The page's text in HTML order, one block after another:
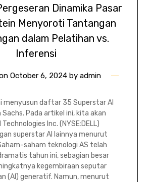
Dinamika Pasar
Menyoroti Tantangan
dalam Pelatihan vs.
Inferensi
October 6, 2024by admin
menyusun daftar 35 Superstar AI
Pada artikel ini, kita akan
Inc. (NYSE:DELL)
superstar AI lainnya menurut
saham teknologi AS telah
tahun ini, sebagian besar
kegembiraan seputar
(AI) generatif. Namun, menurut